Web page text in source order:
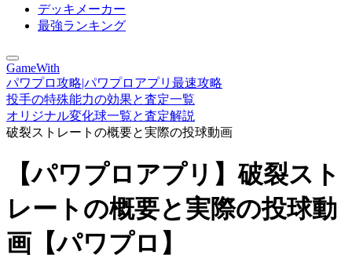
デッキメーカー
最強ランキング
GameWith
パワプロ攻略|パワプロアプリ最速攻略
投手の特殊能力の効果と査定一覧
オリジナル変化球一覧と査定解説
破裂ストレートの概要と実際の投球動画
【パワプロアプリ】破裂スト
レートの概要と実際の投球動
画【パワプロ】